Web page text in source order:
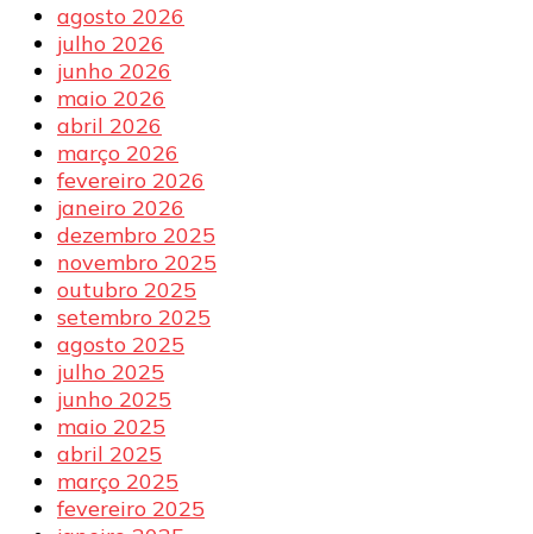
agosto 2026
julho 2026
junho 2026
maio 2026
abril 2026
março 2026
fevereiro 2026
janeiro 2026
dezembro 2025
novembro 2025
outubro 2025
setembro 2025
agosto 2025
julho 2025
junho 2025
maio 2025
abril 2025
março 2025
fevereiro 2025